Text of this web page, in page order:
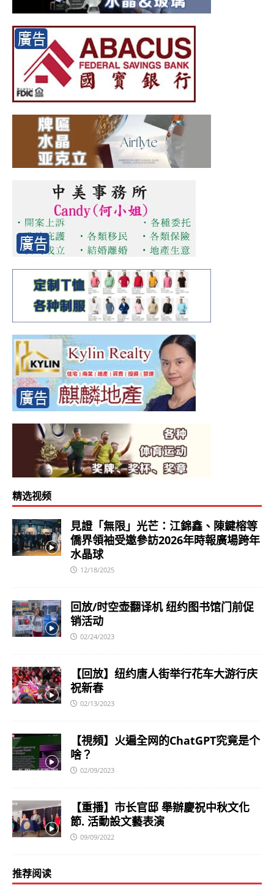
精选视频
見證「無限」光芒：江錦鑫、陳鍵榕等
僑界領袖受邀參訪2026年時報廣場跨年
水晶球
12/18/2025
回放/时空壶翻译机 纽约图书馆门前促
销活动
02/24/2023
【回放】纽约唐人街举行花车大游行庆
祝新春
02/13/2023
【視頻】火遍全网的ChatGPT究竟是个
啥？
02/09/2023
【重播】市长官邸 舉辦慶祝中秋文化
節. 活動設文藝表演
09/09/2022
推荐阅读